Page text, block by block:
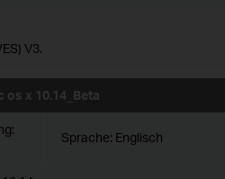
V3.
os x 10.14_Beta
Sprache: Englisch